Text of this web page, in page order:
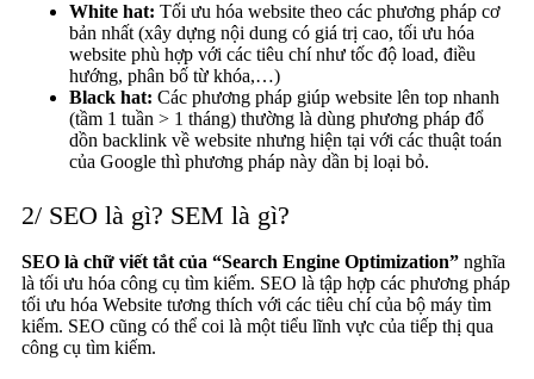
White hat: Tối ưu hóa website theo các phương pháp cơ
bản nhất (xây dựng nội dung có giá trị cao, tối ưu hóa
website phù hợp với các tiêu chí như tốc độ load, điều
hướng, phân bố từ khóa,…)
Black hat: Các phương pháp giúp website lên top nhanh
(tầm 1 tuần > 1 tháng) thường là dùng phương pháp đổ
dồn backlink về website nhưng hiện tại với các thuật toán
của Google thì phương pháp này dần bị loại bỏ.
2/ SEO là gì? SEM là gì?
SEO là chữ viết tắt của “Search Engine Optimization” nghĩa
là tối ưu hóa công cụ tìm kiếm. SEO là tập hợp các phương pháp
tối ưu hóa Website tương thích với các tiêu chí của bộ máy tìm
kiếm. SEO cũng có thể coi là một tiểu lĩnh vực của tiếp thị qua
công cụ tìm kiếm.